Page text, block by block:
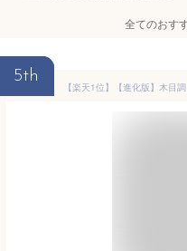
全てのおす
5th